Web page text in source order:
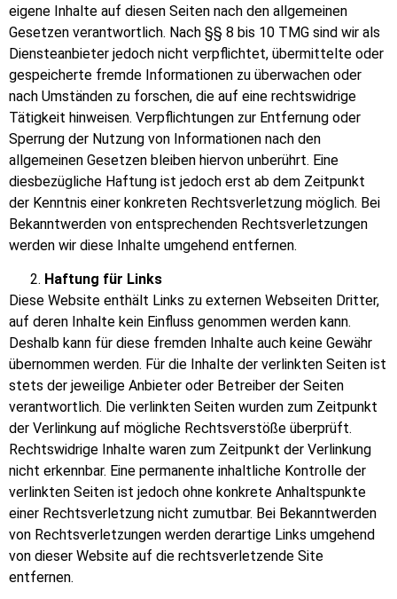
eigene Inhalte auf diesen Seiten nach den allgemeinen
Gesetzen verantwortlich. Nach §§ 8 bis 10 TMG sind wir als
Diensteanbieter jedoch nicht verpflichtet, übermittelte oder
gespeicherte fremde Informationen zu überwachen oder
nach Umständen zu forschen, die auf eine rechtswidrige
Tätigkeit hinweisen. Verpflichtungen zur Entfernung oder
Sperrung der Nutzung von Informationen nach den
allgemeinen Gesetzen bleiben hiervon unberührt. Eine
diesbezügliche Haftung ist jedoch erst ab dem Zeitpunkt
der Kenntnis einer konkreten Rechtsverletzung möglich. Bei
Bekanntwerden von entsprechenden Rechtsverletzungen
werden wir diese Inhalte umgehend entfernen.
Haftung für Links
Diese Website enthält Links zu externen Webseiten Dritter,
auf deren Inhalte kein Einfluss genommen werden kann.
Deshalb kann für diese fremden Inhalte auch keine Gewähr
übernommen werden. Für die Inhalte der verlinkten Seiten ist
stets der jeweilige Anbieter oder Betreiber der Seiten
verantwortlich. Die verlinkten Seiten wurden zum Zeitpunkt
der Verlinkung auf mögliche Rechtsverstöße überprüft.
Rechtswidrige Inhalte waren zum Zeitpunkt der Verlinkung
nicht erkennbar. Eine permanente inhaltliche Kontrolle der
verlinkten Seiten ist jedoch ohne konkrete Anhaltspunkte
einer Rechtsverletzung nicht zumutbar. Bei Bekanntwerden
von Rechtsverletzungen werden derartige Links umgehend
von dieser Website auf die rechtsverletzende Site
entfernen.